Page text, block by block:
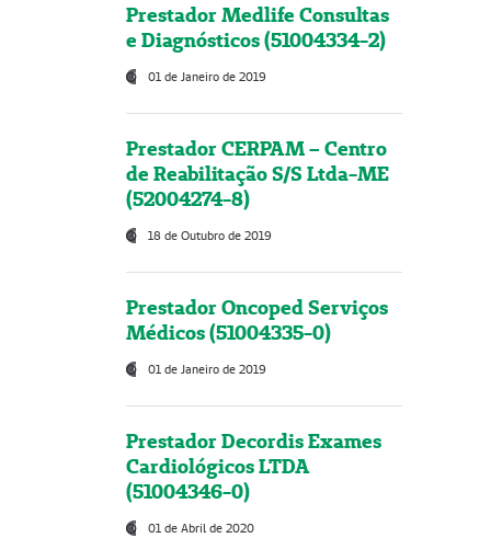
Prestador Medlife Consultas
e Diagnósticos (51004334-2)
01 de Janeiro de 2019
Prestador CERPAM – Centro
de Reabilitação S/S Ltda-ME
(52004274-8)
18 de Outubro de 2019
Prestador Oncoped Serviços
Médicos (51004335-0)
01 de Janeiro de 2019
Prestador Decordis Exames
Cardiológicos LTDA
(51004346-0)
01 de Abril de 2020